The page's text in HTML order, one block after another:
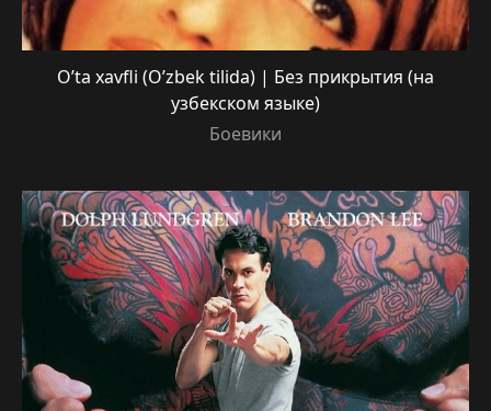
O’ta xavfli (O’zbek tilida) | Без прикрытия (на
узбекском языке)
Боевики